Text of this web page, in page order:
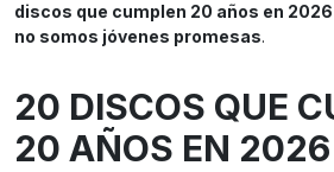
discos que cumplen 20 años en 2026
no somos jóvenes promesas.
20 DISCOS QUE
20 AÑOS EN 2026